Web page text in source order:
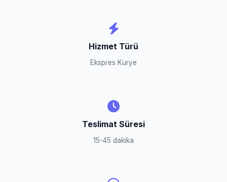
Hizmet Türü
Ekspres Kurye
Teslimat Süresi
15-45 dakika